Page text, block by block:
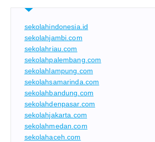
sekolahindonesia.id
sekolahjambi.com
sekolahriau.com
sekolahpalembang.com
sekolahlampung.com
sekolahsamarinda.com
sekolahbandung.com
sekolahdenpasar.com
sekolahjakarta.com
sekolahmedan.com
sekolahaceh.com